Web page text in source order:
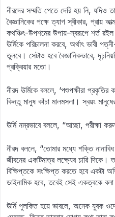
নীরদের সম্মতি পেতে দেরি হয় নি, যদিও
বৈজ্ঞানিকের পক্ষে ত্যাগ স্বীকার, প্রায়
কথঞ্চিৎ-উপশমের উপায়-স্বরূপে শর্ত
ঊর্মিকে পরিচালনা করবে, অর্থাৎ ভাবী
তুলবে। সেটাও হবে বৈজ্ঞানিকভাবে,
প্রক্রিয়ার মতো।
নীরদ ঊর্মিকে বললে, ‘পশুপক্ষীরা প্রকৃতির
কিন্তু মানুষ কাঁচা মালমসলা। স্বয়ং
ঊর্মি নম্রভাবে বললে, “আচ্ছা, পরীক্ষা
নীরদ বললে, “তোমার মধ্যে শক্তি
জীবনের একটিমাত্র লক্ষ্যের চারি দিকে।
বিক্ষিপ্তকে সংক্ষিপ্ত করতে হবে একটা
ডাইনামিক হবে, তবেই সেই একত্বকে বলা
ঊর্মি পুলকিত হয়ে ভাবলে, অনেক যুবক